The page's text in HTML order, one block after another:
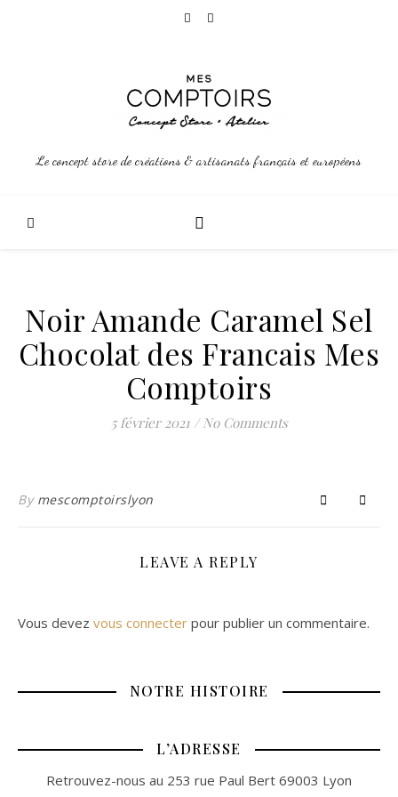
Le concept store de créations & artisanats français et européens
Noir Amande Caramel Sel
Chocolat des Francais Mes
Comptoirs
5 février 2021 / No Comments
By mescomptoirslyon
LEAVE A REPLY
Vous devez vous connecter pour publier un commentaire.
NOTRE HISTOIRE
L’ADRESSE
Retrouvez-nous au 253 rue Paul Bert 69003 Lyon